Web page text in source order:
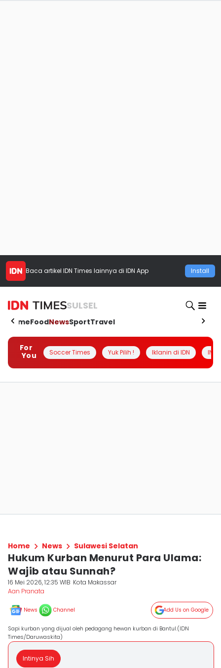
Baca artikel IDN Times lainnya di IDN App Install
SULSEL
HomeFoodNewsSportTravel
For
You
Soccer Times Yuk Pilih ! Iklanin di IDN
Home News Sulawesi Selatan
Hukum Kurban Menurut Para Ulama:
Wajib atau Sunnah?
16 Mei 2026, 12:35 WIB Kota Makassar
Aan Pranata
News Channel Add Us on Google
Sapi kurban yang dijual oleh pedagang hewan kurban di Bantul.(IDN
Times/Daruwaskita)
Intinya Sih